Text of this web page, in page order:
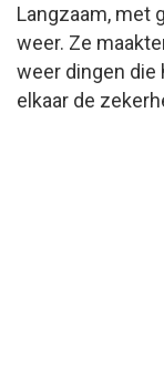
Langzaam, met
weer. Ze
weer dingen die
elkaar de